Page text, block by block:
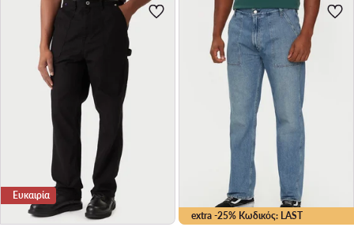
Ευκαιρία
extra -25% Κωδικός: LAST